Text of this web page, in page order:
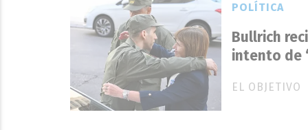
Bullrich
intento de
EL OBJETIVO
POLÍTICA